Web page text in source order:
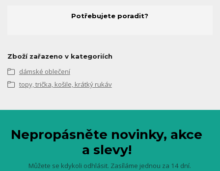
Potřebujete poradit?
Zboží zařazeno v kategoriích
dámské oblečení
topy, trička, košile, krátký rukáv
Nepropásněte novinky, akce
a slevy!
Můžete se kdykoli odhlásit. Zasíláme jednou za 14 dní.